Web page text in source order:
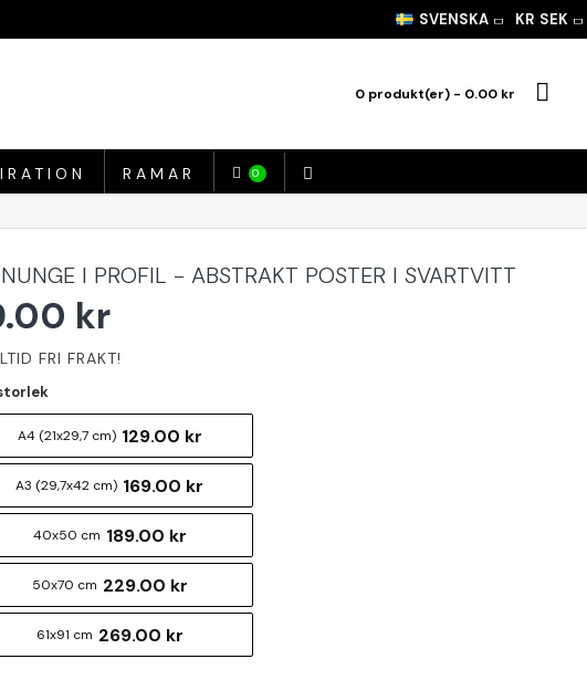
SVENSKA KR SEK
0 produkt(er) - 0.00 kr
RAMAR 0
I PROFIL - ABSTRAKT POSTER I SVARTVITT
kr
A4 (21x29,7 cm) 129.00 kr
A3 (29,7x42 cm) 169.00 kr
40x50 cm 189.00 kr
50x70 cm 229.00 kr
61x91 cm 269.00 kr